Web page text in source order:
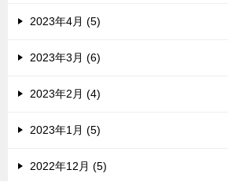
2023年4月 (5)
2023年3月 (6)
2023年2月 (4)
2023年1月 (5)
2022年12月 (5)